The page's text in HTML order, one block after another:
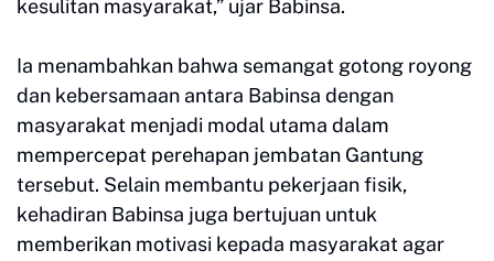
kesulitan masyarakat,” ujar Babinsa.
Ia menambahkan bahwa semangat gotong royong
dan kebersamaan antara Babinsa dengan
masyarakat menjadi modal utama dalam
mempercepat perehapan jembatan Gantung
tersebut. Selain membantu pekerjaan fisik,
kehadiran Babinsa juga bertujuan untuk
memberikan motivasi kepada masyarakat agar